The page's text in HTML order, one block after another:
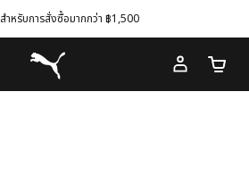
สำหรับการสั่งซื้อมากกว่า ฿1,500
Puma โฮม
จำนว